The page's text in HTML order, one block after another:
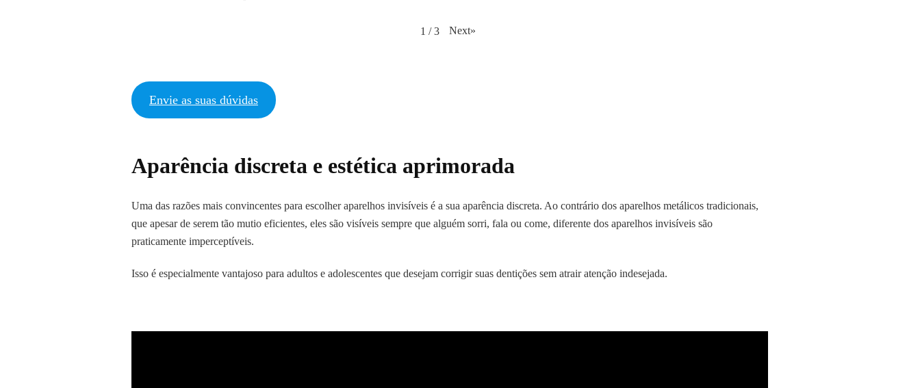
1 / 3 Next»
Envie as suas dúvidas
Aparência discreta e estética aprimorada
Uma das razões mais convincentes para escolher aparelhos invisíveis é a sua aparência discreta. Ao contrário dos aparelhos metálicos tradicionais,
que apesar de serem tão mutio eficientes, eles são visíveis sempre que alguém sorri, fala ou come, diferente dos aparelhos invisíveis são
praticamente imperceptíveis.
Isso é especialmente vantajoso para adultos e adolescentes que desejam corrigir suas dentições sem atrair atenção indesejada.